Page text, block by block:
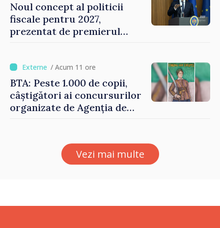
Noul concept al politicii
fiscale pentru 2027,
prezentat de premierul
investițiile, taxăm viciile și
echilibrăm taxarea
consumului”
/ Acum 11 ore
BTA: Peste 1.000 de copii,
câștigători ai concursurilor
organizate de Agenția de
Vezi mai multe